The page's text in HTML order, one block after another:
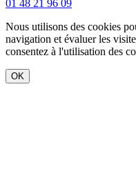
01 48 21 96 09
Nous utilisons des cookies
navigation et évaluer les
consentez à l'utilisation des
OK